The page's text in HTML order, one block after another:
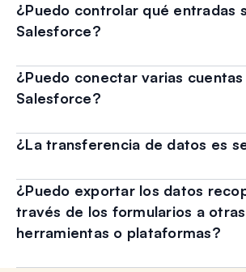
¿Puedo controlar qué entradas
Salesforce?
¿Puedo conectar varias cuentas
Salesforce?
¿La transferencia de datos es
¿Puedo exportar los datos
través de los formularios a otras
herramientas o plataformas?